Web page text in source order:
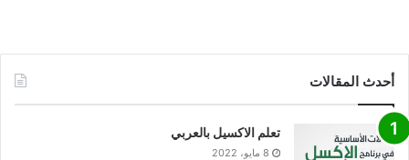
أحدث المقالات
تعلم الاكسيل بالعربي
8 مايو، 2022